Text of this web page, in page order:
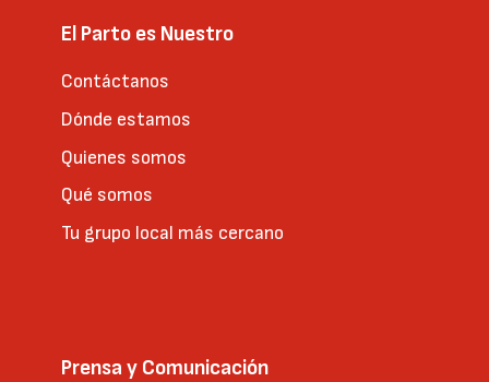
El Parto es Nuestro
Contáctanos
Dónde estamos
Quienes somos
Qué somos
Tu grupo local más cercano
Prensa y Comunicación